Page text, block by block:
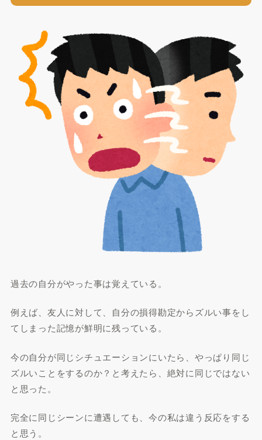
過去の自分がやった事は覚えている。
例えば、友人に対して、自分の損得勘定からズルい事をし
てしまった記憶が鮮明に残っている。
今の自分が同じシチュエーションにいたら、やっぱり同じ
ズルいことをするのか？と考えたら、絶対に同じではない
と思った。
完全に同じシーンに遭遇しても、今の私は違う反応をする
と思う。